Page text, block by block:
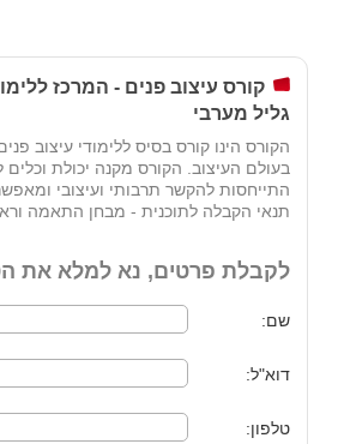
קורס עיצוב פנים - המרכז
גליל מערבי
הקורס הינו קורס בסיס ללימודי עיצוב
בעולם העיצוב. הקורס מקנה יכולת וכלים
התייחסות להקשר תרבותי ועיצובי
תנאי הקבלה לתוכנית - מבחן התאמה
לקבלת פרטים, נא למלא את
שם:
דוא"ל:
טלפון: